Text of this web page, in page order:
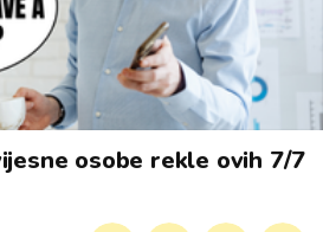
osobe rekle ovih 7/7